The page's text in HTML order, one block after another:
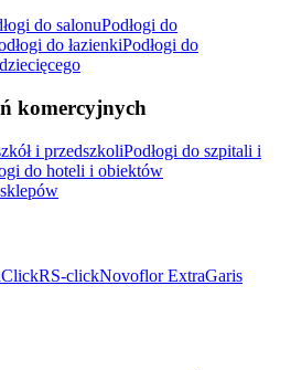
do salonuPodłogi do
do łazienkiPodłogi do
komercyjnych
i przedszkoliPodłogi do szpitali i
do hoteli i obiektów
RS-clickNovoflor ExtraGaris